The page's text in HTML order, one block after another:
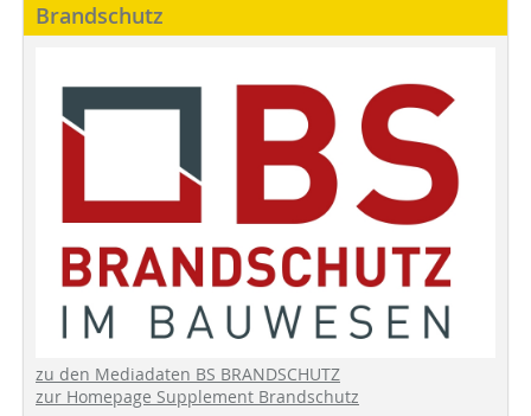
Brandschutz
zu den Mediadaten BS BRANDSCHUTZ
zur Homepage Supplement Brandschutz